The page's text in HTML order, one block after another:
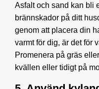
Asfalt och sand kan bli
brännskador på ditt
genom att placera din
varmt för dig, är det för
Promenera på gräs
kvällen eller tidigt på